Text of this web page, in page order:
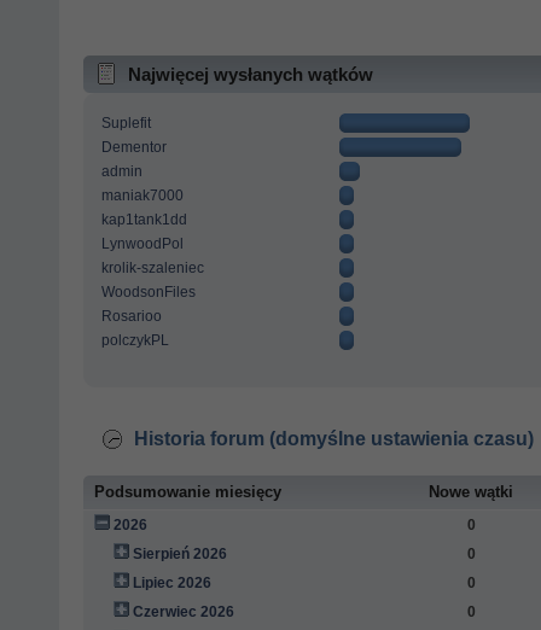
Najwięcej wysłanych wątków
Suplefit
Dementor
admin
maniak7000
kap1tank1dd
LynwoodPol
krolik-szaleniec
WoodsonFiles
Rosarioo
polczykPL
Historia forum (domyślne ustawienia czasu)
Podsumowanie miesięcy Nowe wątki
2026
0
Sierpień 2026
0
Lipiec 2026
0
Czerwiec 2026
0